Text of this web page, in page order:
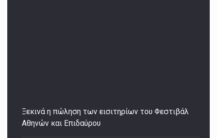
Ξεκινά η πώληση των εισιτηρίων του Φεστιβάλ
Αθηνών και Επιδαύρου